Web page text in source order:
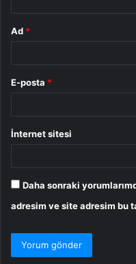
Ad *
E-posta *
İnternet sitesi
Daha sonraki
adresim ve site adresim bu